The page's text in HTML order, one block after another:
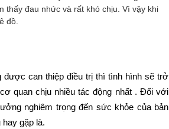
thấy đau nhức và rất khó chịu. Vì vậy khi
đồ.
được can thiệp điều trị thì tình hình sẽ trở
quan chịu nhiều tác động nhất . Đối với
nghiêm trọng đến sức khỏe của bản
gặp là.